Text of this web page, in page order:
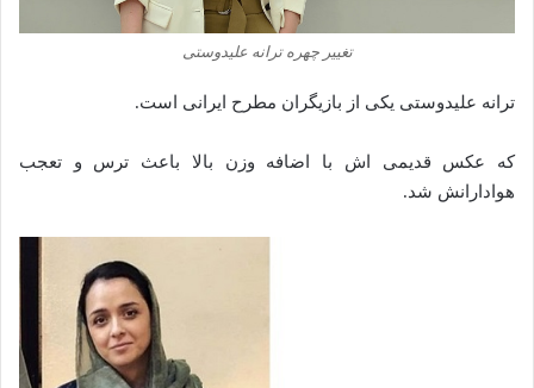
تغییر چهره ترانه علیدوستی
ترانه علیدوستی یکی از بازیگران مطرح ایرانی است.
که عکس قدیمی اش با اضافه وزن بالا باعث ترس و تعجب
هوادارانش شد.